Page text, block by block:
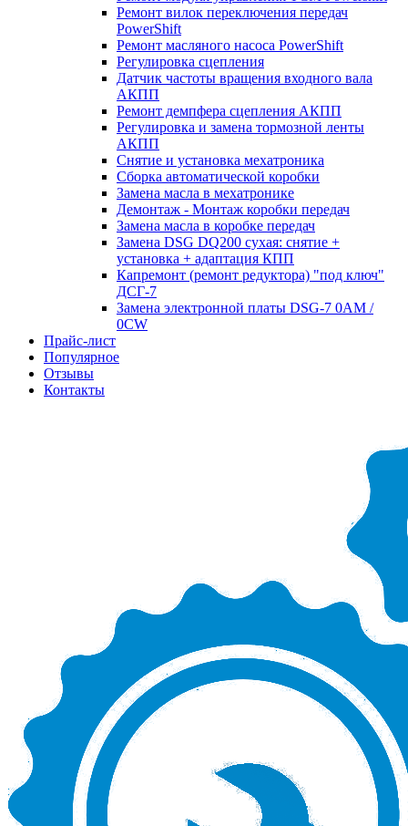
Ремонт вилок переключения передач
PowerShift
Ремонт масляного насоса PowerShift
Регулировка сцепления
Датчик частоты вращения входного вала
АКПП
Ремонт демпфера сцепления АКПП
Регулировка и замена тормозной ленты
АКПП
Снятие и установка мехатроника
Сборка автоматической коробки
Замена масла в мехатронике
Демонтаж - Монтаж коробки передач
Замена масла в коробке передач
Замена DSG DQ200 сухая: снятие +
установка + адаптация КПП
Капремонт (ремонт редуктора) "под ключ"
ДСГ-7
Замена электронной платы DSG-7 0AM /
0CW
Прайс-лист
Популярное
Отзывы
Контакты